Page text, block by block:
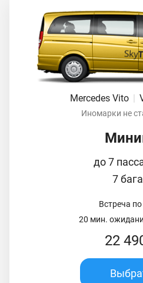
Mercedes Vito
Иномарки не
до 7
7
Встреча
20 мин.
22